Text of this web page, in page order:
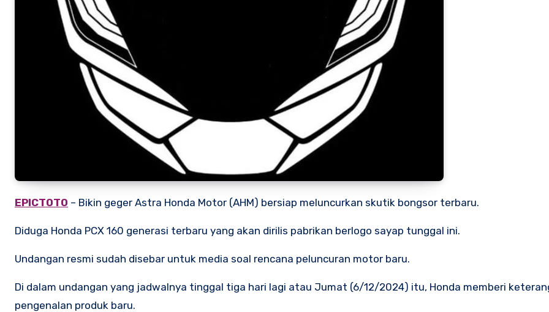
EPICTOTO – Bikin geger Astra Honda Motor (AHM) bersiap meluncurkan skutik bongsor terbaru.
Diduga Honda PCX 160 generasi terbaru yang akan dirilis pabrikan berlogo sayap tunggal ini.
Undangan resmi sudah disebar untuk media soal rencana peluncuran motor baru.
Di dalam undangan yang jadwalnya tinggal tiga hari lagi atau Jumat (6/12/2024) itu, Honda memberi
pengenalan produk baru.